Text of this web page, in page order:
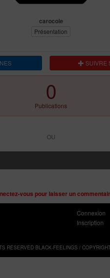
carocole
Présentation
SUIVRE
0
Publications
OU
vous pour laisser un
Connexion
Inscription
RESERVED BLACK-FEELINGS /